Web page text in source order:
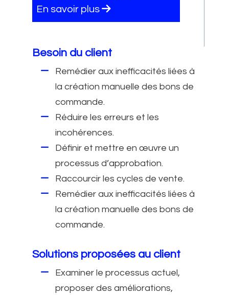
En savoir plus
Besoin du client
Remédier aux inefficacités liées à
la création manuelle des bons de
commande.
Réduire les erreurs et les
incohérences.
Définir et mettre en œuvre un
processus d’approbation.
Raccourcir les cycles de vente.
Remédier aux inefficacités liées à
la création manuelle des bons de
commande.
Solutions proposées au client
Examiner le processus actuel,
proposer des améliorations,